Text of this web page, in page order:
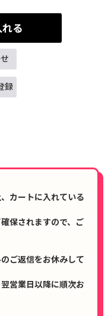
る
録
カートに入れている
保されますので、ご
ご返信をお休みして
営業日以降に順次お